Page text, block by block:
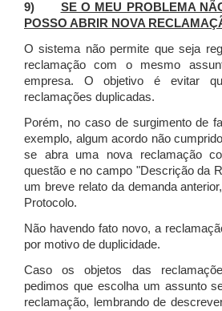
9) SE O MEU PROBLEMA
POSSO ABRIR NOVA
O sistema não permite que seja
reclamação com o mesmo
empresa. O objetivo é evitar
reclamações duplicadas.
Porém, no caso de surgimento de
exemplo, algum acordo não
se abra uma nova reclamação
questão e no campo "Descrição da
um breve relato da demanda
Protocolo.
Não havendo fato novo, a
por motivo de duplicidade.
Caso os objetos das
pedimos que escolha um assunto
reclamação, lembrando de